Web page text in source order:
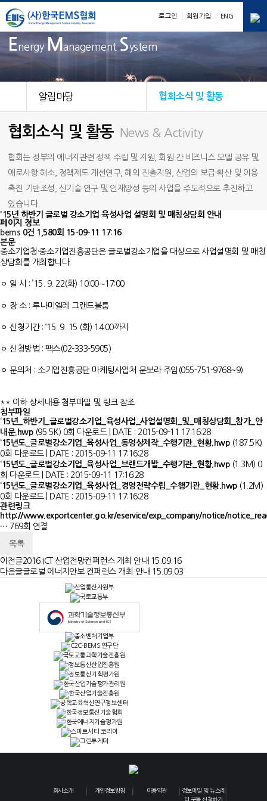
ENG
회원가입
로그인
Energy ManagementSystem
알림마당 협회소식 및 활동
협회소식 및 활동 News & Activity
협회는 정부의 에너지관련 정책 수립 및 지원, 회원 간 비즈니스 모델 공유 및
애로사항 해소, 정책제도 개선연구, 해외 진출지원, 산업의 보급·확산 및 이용
촉진 기반조성, 신기술 연구 및 인재양성 등의 사업을 주도적으로 추진하고
있습니다.
'15년 하반기 글로벌 강소기업 육성사업 설명회 및 매칭상담회 안내
페이지 정보
bems 0건 1,580회 15-09-11 17:16
본문
중소기업청·중소기업진흥공단은 글로벌강소기업을 대상으로 사업설명회 및 매칭
상담회를 개최합니다.
ㅇ 일 시 : ’15. 9. 22(화) 10:00∼17:00
ㅇ 장 소 : 루나미엘레 그랜드볼룸
ㅇ 신청기간 : ‘15. 9. 15 (화) 14:00까지
ㅇ 신청방법 : 팩스(02-333-5905)
ㅇ 문의처 : 소기업진흥공단 마케팅사업처 문보라 주임(055-751-9768~9)
** 이하 상세내용 첨부파일 및 링크 참조
첨부파일
‘15년_하반기_글로벌강소기업_육성사업_사업설명회_및_매칭상담회_참가_안
내문.hwp (95.5K) 0회 다운로드 | DATE : 2015-09-11 17:16:28
‘15년도_글로벌강소기업_육성사업_동영상제작_수행기관_현황.hwp (187.5K)
0회 다운로드 | DATE : 2015-09-11 17:16:28
‘15년도_글로벌강소기업_육성사업_브랜드개발_수행기관_현황.hwp (1.3M) 0
회 다운로드 | DATE : 2015-09-11 17:16:28
‘15년도_글로벌강소기업_육성사업_경영전략수립_수행기관_현황.hwp (1.2M)
0회 다운로드 | DATE : 2015-09-11 17:16:28
관련링크
http://www.exportcenter.go.kr/eservice/exp_company/notice/
… 769회 연결
목록
이전글2016 ICT 산업전망컨퍼런스 개최 안내 15.09.16
다음글글로벌 에너지안보 컨퍼런스 개최 안내 15.09.03
회사소개 개인정보방침 이용약관
정보메일 및 뉴스레
터 구독 신청하기